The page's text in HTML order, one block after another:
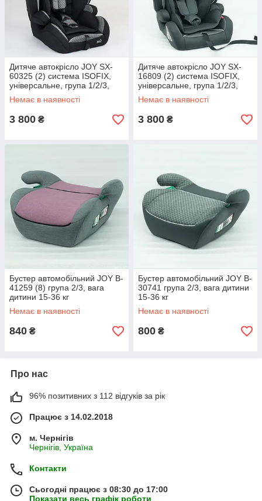
Дитяче автокрісло JOY SX-
60325 (2) система ISOFIX,
універсальне, група 1/2/3,
вага дитини від 9-36 к
Немає в наявності
3 800 ₴
Дитяче автокрісло JOY SX-
16809 (2) система ISOFIX,
універсальне, група 1/2/3,
вага дитини від 9-36 к
Немає в наявності
3 800 ₴
Бустер автомобільний JOY B-
41259 (8) група 2/3, вага
дитини 15-36 кг
Немає в наявності
840 ₴
Бустер автомобільний JOY B-
30741 група 2/3, вага дитини
15-36 кг
Немає в наявності
800 ₴
Про нас
96% позитивних з 112 відгуків за рік
Працює з 14.02.2018
м. Чернігів
Чернігів, Україна
Контакти
Сьогодні працює з 08:30 до 17:00
Показати весь графік роботи